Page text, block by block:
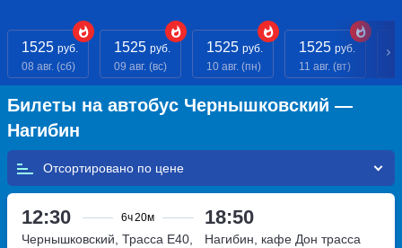
1525 руб.
08 авг. (сб)
1525 руб.
09 авг. (вс)
1525 руб.
10 авг. (пн)
1525 руб.
11 авг. (вт)
Билеты на автобус Чернышковский —
Нагибин
Отсортировано по
12:30 6ч20м 18:50
Чернышковский, Трасса Е40,
Нагибин, кафе Дон трасса